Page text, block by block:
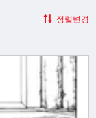
정렬변경